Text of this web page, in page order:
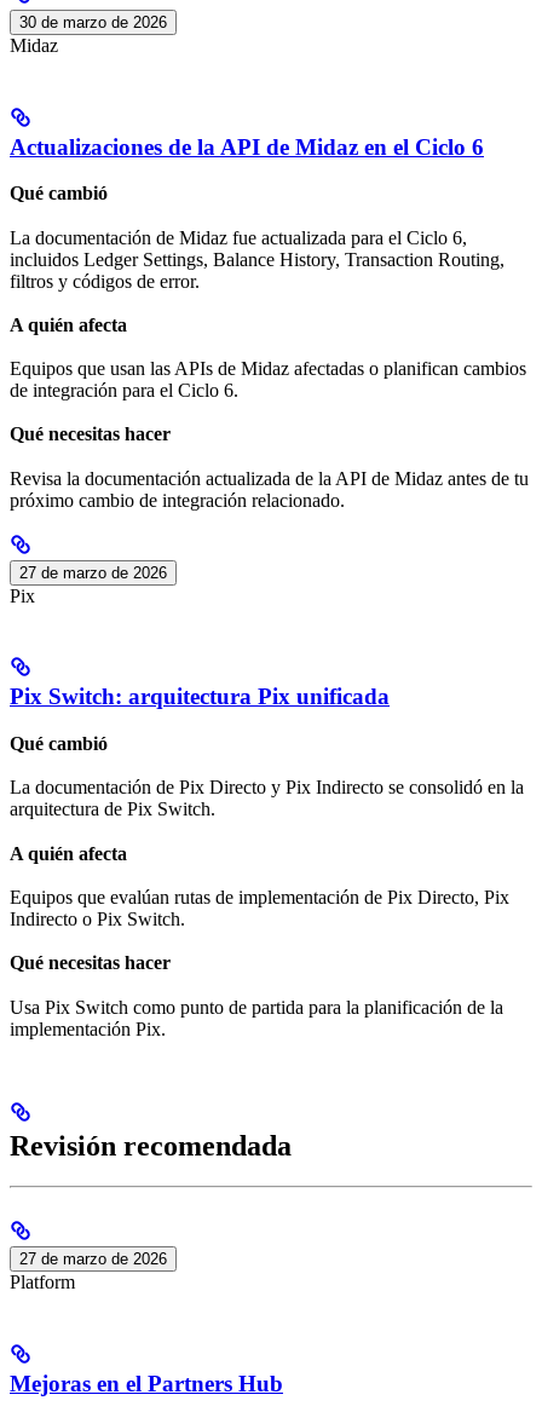
30 de marzo de 2026
Midaz
Actualizaciones de la API de Midaz en el Ciclo 6
Qué cambió
La documentación de Midaz fue actualizada para el Ciclo 6,
incluidos Ledger Settings, Balance History, Transaction Routing,
filtros y códigos de error.
A quién afecta
Equipos que usan las APIs de Midaz afectadas o planifican cambios
de integración para el Ciclo 6.
Qué necesitas hacer
Revisa la documentación actualizada de la API de Midaz antes de tu
próximo cambio de integración relacionado.
27 de marzo de 2026
Pix
Pix Switch: arquitectura Pix unificada
Qué cambió
La documentación de Pix Directo y Pix Indirecto se consolidó en la
arquitectura de Pix Switch.
A quién afecta
Equipos que evalúan rutas de implementación de Pix Directo, Pix
Indirecto o Pix Switch.
Qué necesitas hacer
Usa Pix Switch como punto de partida para la planificación de la
implementación Pix.
Revisión recomendada
27 de marzo de 2026
Platform
Mejoras en el Partners Hub